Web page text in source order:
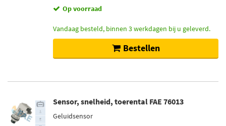
Op voorraad
Vandaag besteld, binnen 3 werkdagen bij u geleverd.
Bestellen
Sensor, snelheid, toerental FAE 76013
Geluidsensor